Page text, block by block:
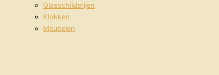
Glasschilderijen
Klokken
Meubelen